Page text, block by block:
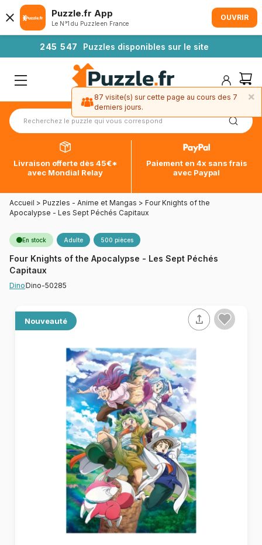
245 547 Puzzles disponibles sur le site
Livraison offerte dès 45€*
avec Mondial Relay
Paiement en 4x sans frais
avec Paypal
Accueil > Puzzles - Anime et Mangas > Four Knights of the
Apocalypse - Les Sept Péchés Capitaux
En stock Adulte 500 pièces
Four Knights of the Apocalypse - Les Sept Péchés
Capitaux
DinoDino-50285
Nouveauté
Puzzle.fr App
Le N°1 du Puzzle en France
OUVRIR
×
87 visite(s) sur cette page au cours des 7
derniers jours.